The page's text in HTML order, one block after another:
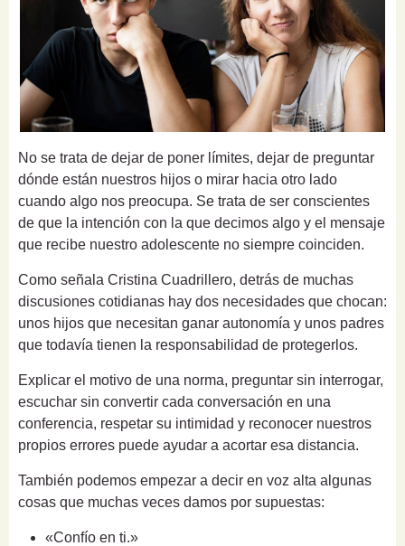
No se trata de dejar de poner límites, dejar de preguntar
dónde están nuestros hijos o mirar hacia otro lado
cuando algo nos preocupa. Se trata de ser conscientes
de que la intención con la que decimos algo y el mensaje
que recibe nuestro adolescente no siempre coinciden.
Como señala Cristina Cuadrillero, detrás de muchas
discusiones cotidianas hay dos necesidades que chocan:
unos hijos que necesitan ganar autonomía y unos padres
que todavía tienen la responsabilidad de protegerlos.
Explicar el motivo de una norma, preguntar sin interrogar,
escuchar sin convertir cada conversación en una
conferencia, respetar su intimidad y reconocer nuestros
propios errores puede ayudar a acortar esa distancia.
También podemos empezar a decir en voz alta algunas
cosas que muchas veces damos por supuestas:
«Confío en ti.»